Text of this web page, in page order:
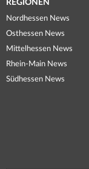
REGIONEN
Nordhessen News
Osthessen News
Mittelhessen News
Rhein-Main News
Südhessen News